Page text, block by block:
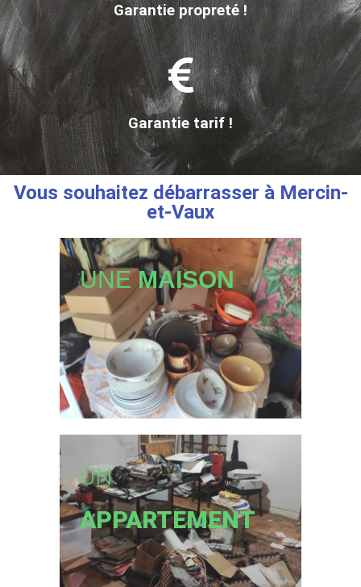
Garantie propreté !
Garantie tarif !
Vous souhaitez débarrasser à Mercin-
et-Vaux
UNEMAISON
UN
APPARTEMENT